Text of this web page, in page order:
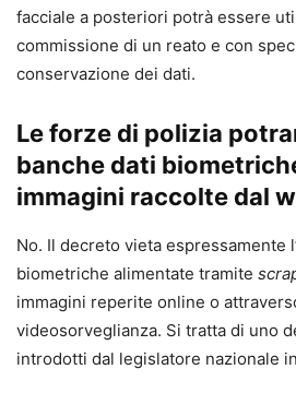
facciale a posteriori potrà essere
commissione di un reato e con
conservazione dei dati.
Le forze di polizia
banche dati
immagini raccolte dal
No. Il decreto vieta espressamente
biometriche alimentate tramite
immagini reperite online o
videosorveglianza. Si tratta di uno
introdotti dal legislatore nazionale